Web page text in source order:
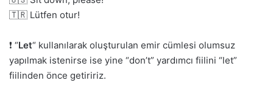
🇹🇷 Lütfen otur!
❗ “Let“ kullanılarak oluşturulan emir cümlesi olumsuz
yapılmak istenirse ise yine “don’t” yardımcı fiilini “let”
fiilinden önce getiririz.